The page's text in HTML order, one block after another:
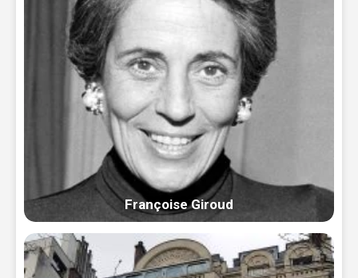
Françoise Giroud